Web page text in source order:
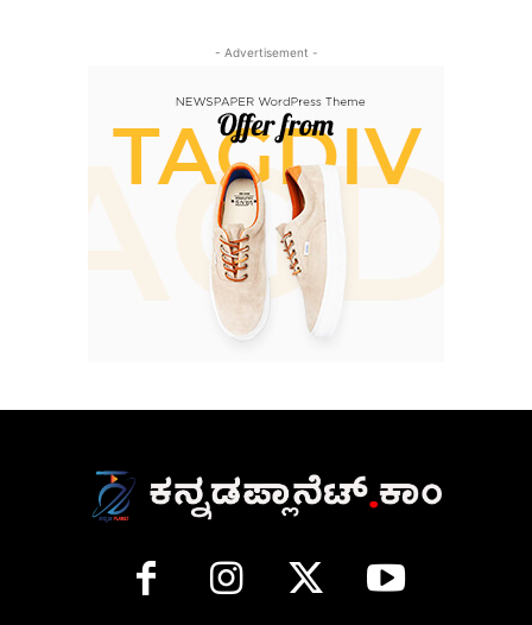
- Advertisement -